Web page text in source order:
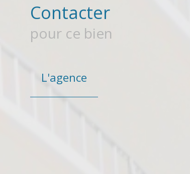
Contacter
pour ce bien
L'agence